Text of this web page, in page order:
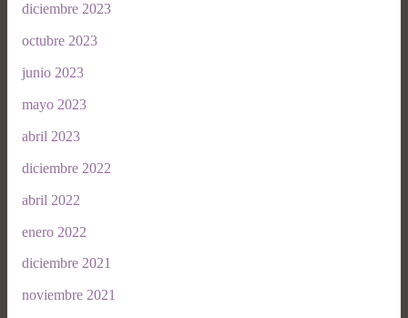
diciembre 2023
octubre 2023
junio 2023
mayo 2023
abril 2023
diciembre 2022
abril 2022
enero 2022
diciembre 2021
noviembre 2021